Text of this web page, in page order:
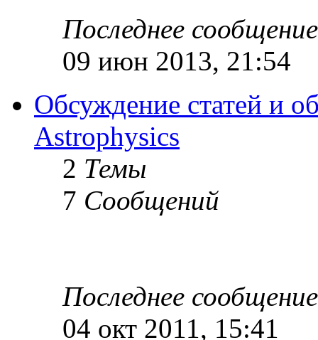
Последнее сообщение
09 июн 2013, 21:54
Обсуждение статей и
Astrophysics
2 Темы
7 Сообщений
Последнее сообщение
04 окт 2011, 15:41